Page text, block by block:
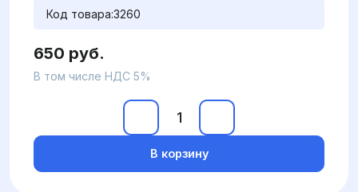
Код товара:3260
650 руб.
В том числе НДС 5%
В корзину